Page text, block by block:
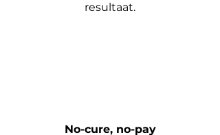
resultaat.
No-cure, no-pay